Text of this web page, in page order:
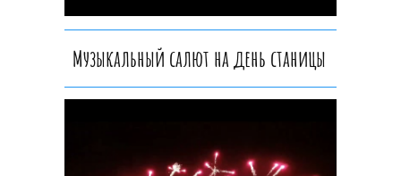
Музыкальный салют на день станицы